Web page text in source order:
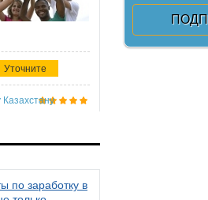
Уточните
Казахстану
по заработку в